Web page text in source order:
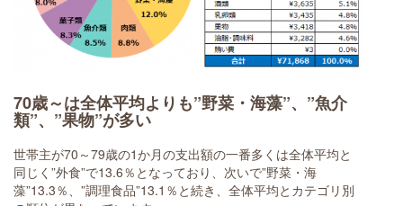
70歳～は全体平均よりも”野菜・海藻”、”魚介
類”、”果物”が多い
世帯主が70～79歳の1か月の支出額の一番多くは全体平均と
同じく”外食”で13.6％となっており、次いで”野菜・海
藻”13.3％、”調理食品”13.1％と続き、全体平均とカテゴリ別